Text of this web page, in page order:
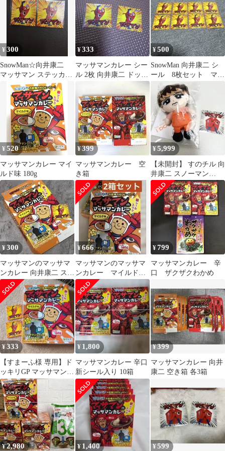
¥300
SnowMan☆向井康二
マッサマン ステッカー
2枚セット ドッキリ
¥333
マッサマンカレー シー
ル 2枚 向井康二 ドッキ
¥500
SnowMan 向井康二 シ
ール 8枚セット マッ
サマンカレー 推し活
¥520
マッサマンカレー マイ
ルド味 180g
¥399
マッサマンカレー 空
き箱
¥5,999
【未開封】 すのチル 向
井康二 スノーマン
SnowMan マッサマン
Koji
¥300
マッサマンのマッサマ
ンカレー 向井康二 ステ
ッカー
¥666
マッサマンのマッサマ
ンカレー マイルド
味 2箱
¥799
マッサマンカレー 辛
口 ザクザクわかめ
¥333
【すまーふ様 専用】ド
ッキリGP マッサマンの
マッサマンカレー マイ
ルド味
¥ 1,800
マッサマンカレー 辛口
新シール入り 10箱
¥399
マッサマンカレー 向井
康二 空き箱 各3箱
¥2,980 ¥ 1,400 ¥599